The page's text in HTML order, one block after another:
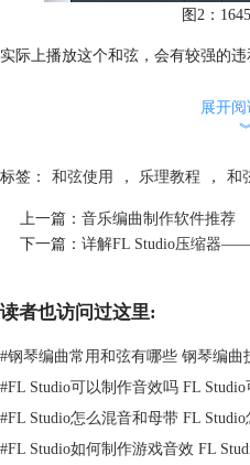
图2：
实际上播放这个和弦，会有较强的
的跨度减小，也就是将这个和弦走
均下降八度，那么整个走向中的和
图3：1645走
展开
标签： 和弦使用 ， 乐理教程 ， 和
上一篇： 音乐编曲制作软件推荐
下一篇： 详解FL Studio压缩器
读者也访问过这里:
#钢琴编曲常用和弦有哪些 钢琴编曲
#FL Studio可以制作音效吗 FL
#FL Studio怎么混音和母带 FL
#FL Studio如何制作游戏音效 FL